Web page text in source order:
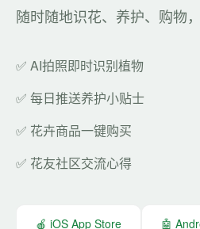
随时随地识花、养护、购物
✅ AI拍照即时识别植物
✅ 每日推送养护小贴士
✅ 花卉商品一键购买
✅ 花友社区交流心得
🍎 iOS App Store 🤖